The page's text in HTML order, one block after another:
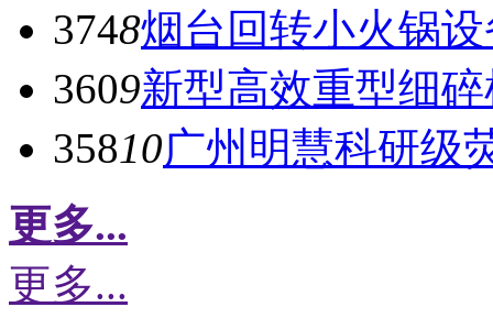
3748烟台回转小火锅
3609新型高效重型细
35810广州明慧科研级
更多...
更多...